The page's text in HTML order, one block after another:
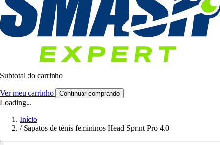
Subtotal do carrinho
Ver meu carrinho Continuar comprando
Loading...
Início
/ Sapatos de ténis femininos Head Sprint Pro 4.0